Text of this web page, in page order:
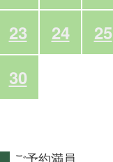
23 24 25
30
ご予約満員